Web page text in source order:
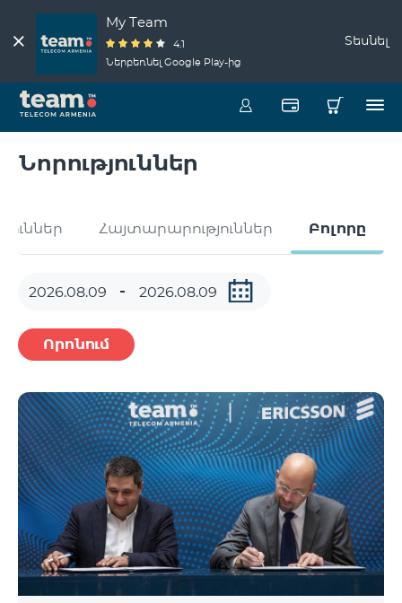
My Team
4.1
Ներբեռնել Google Play-ից
Տեսնել
Նորություններ
Հայտարարություններ Բոլորը
Որոնում